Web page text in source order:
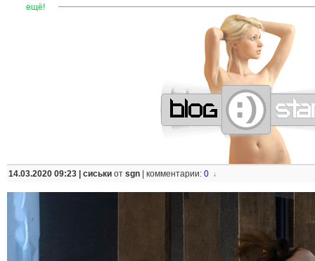
ещё! ——————————————————————
14.03.2020 09:23 | сиськи от sgn комментарии: 0 ↓